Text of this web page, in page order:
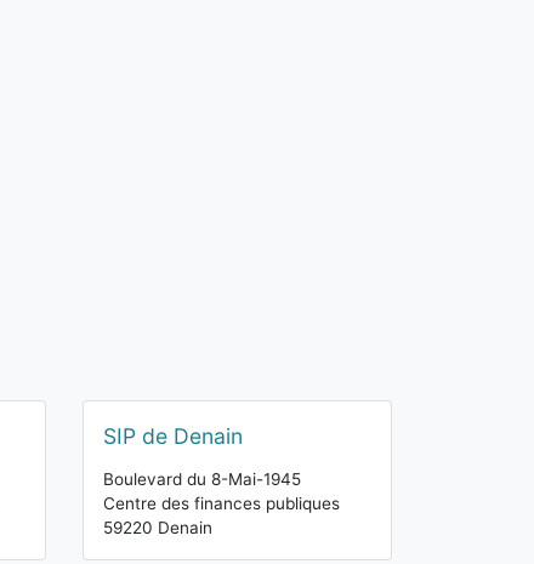
SIP de Denain
Boulevard du 8-Mai-1945
Centre des finances publiques
59220 Denain